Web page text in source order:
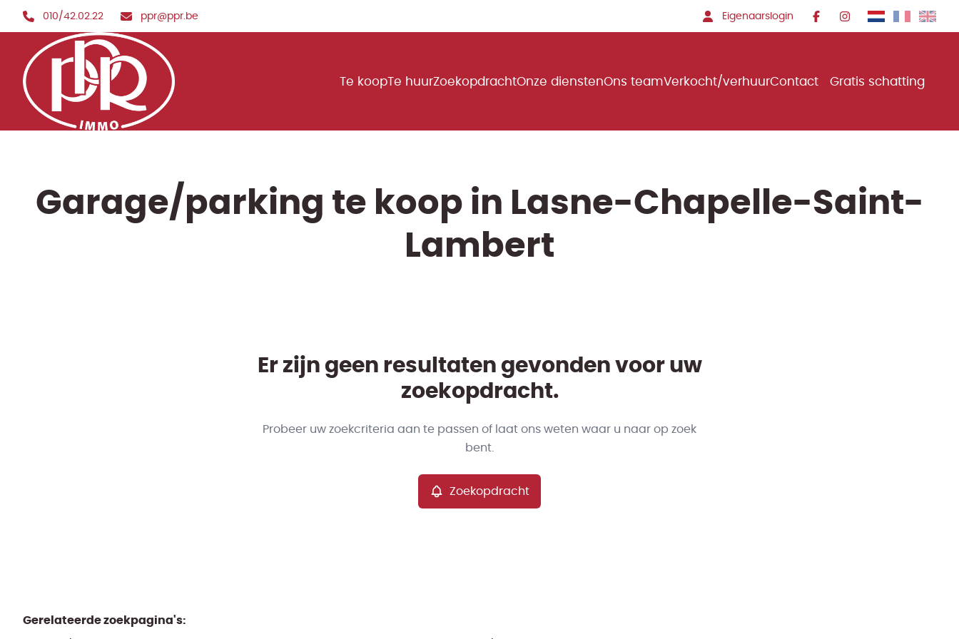
Ga naar hoofdinhoud
010/42.02.22 ppr@ppr.be Eigenaarslogin
Te koopTe huurZoekopdrachtOnze dienstenOns teamVerkocht/verhuurContact Gratis schatting
Garage/parking te koop in Lasne-Chapelle-Saint-
Lambert
Er zijn geen resultaten gevonden voor uw
zoekopdracht.
Probeer uw zoekcriteria aan te passen of laat ons weten waar u naar op zoek
bent.
Zoekopdracht
Gerelateerde zoekpagina's: